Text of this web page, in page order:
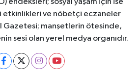
endeksleri; sosyal yaşam için ise
etkinlikleri ve nöbetçi eczaneler
Gazetesi; manşetlerin ötesinde,
sesi olan yerel medya organıdır.